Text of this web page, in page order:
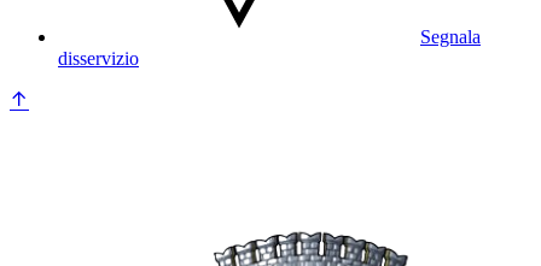
Segnala
disservizio